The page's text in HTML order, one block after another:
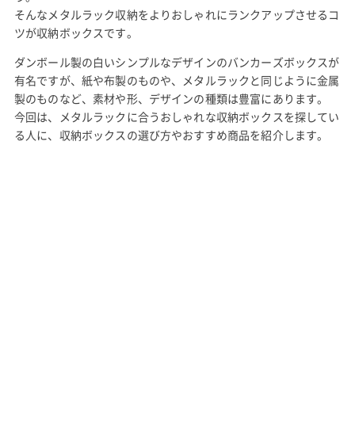
そんなメタルラック収納をよりおしゃれにランクアップさせるコ
ツが収納ボックスです。
ダンボール製の白いシンプルなデザインのバンカーズボックスが
有名ですが、紙や布製のものや、メタルラックと同じように金属
製のものなど、素材や形、デザインの種類は豊富にあります。
今回は、メタルラックに合うおしゃれな収納ボックスを探してい
る人に、収納ボックスの選び方やおすすめ商品を紹介します。